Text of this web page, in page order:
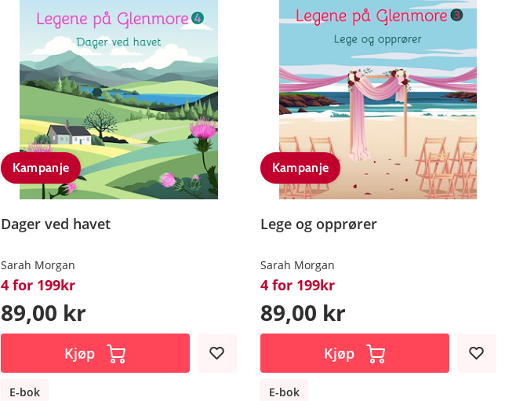
Kampanje
Dager ved havet
Sarah Morgan
4 for 199kr
89,00 kr
Kjøp
E-bok
Kampanje
Lege og opprører
Sarah Morgan
4 for 199kr
89,00 kr
Kjøp
E-bok